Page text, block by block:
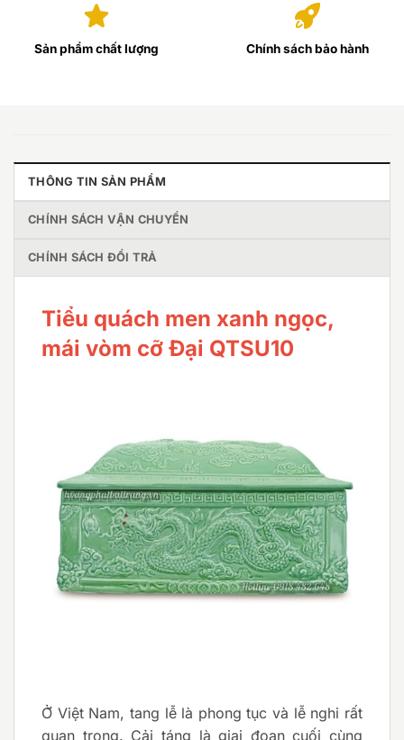
Sản phẩm chất lượng Chính sách bảo hành
THÔNG TIN SẢN PHẨM
CHÍNH SÁCH VẬN CHUYỂN
CHÍNH SÁCH ĐỔI TRẢ
Tiểu quách men xanh ngọc,
mái vòm cỡ Đại QTSU10
Ở Việt Nam, tang lễ là phong tục và lễ nghi rất
quan trọng. Cải táng là giai đoạn cuối cùng